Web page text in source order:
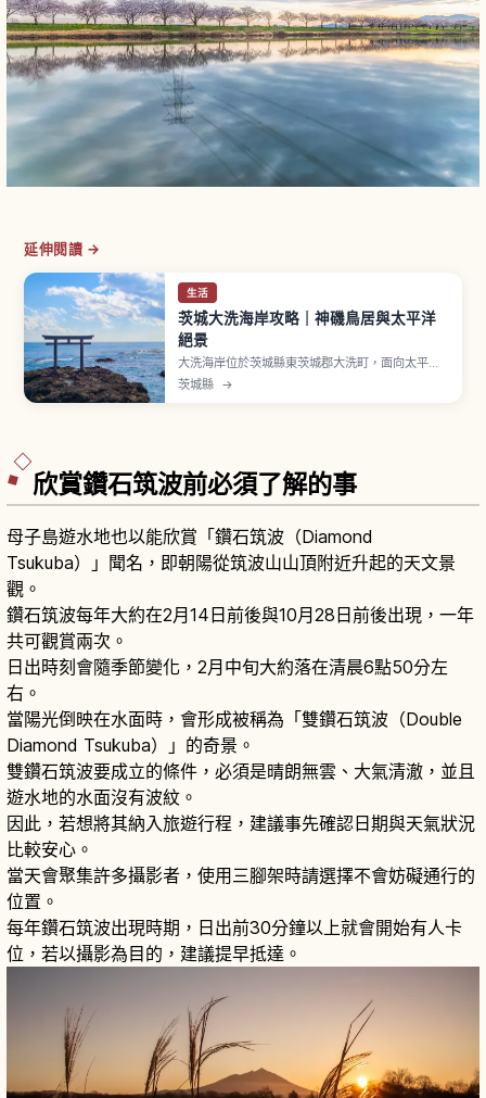
延伸閱讀 →
生活
茨城大洗海岸攻略｜神磯鳥居與太平洋
絕景
大洗海岸位於茨城縣東茨城郡大洗町，面向太平
洋。象徵「神磯鳥居」矗立海上岩礁，日出時呈現
茨城縣 →
欣賞鑽石筑波前必須了解的事
母子島遊水地也以能欣賞「鑽石筑波（Diamond
Tsukuba）」聞名，即朝陽從筑波山山頂附近升起的天文景
觀。
鑽石筑波每年大約在2月14日前後與10月28日前後出現，一年
共可觀賞兩次。
日出時刻會隨季節變化，2月中旬大約落在清晨6點50分左
右。
當陽光倒映在水面時，會形成被稱為「雙鑽石筑波（Double
Diamond Tsukuba）」的奇景。
雙鑽石筑波要成立的條件，必須是晴朗無雲、大氣清澈，並且
遊水地的水面沒有波紋。
因此，若想將其納入旅遊行程，建議事先確認日期與天氣狀況
比較安心。
當天會聚集許多攝影者，使用三腳架時請選擇不會妨礙通行的
位置。
每年鑽石筑波出現時期，日出前30分鐘以上就會開始有人卡
位，若以攝影為目的，建議提早抵達。